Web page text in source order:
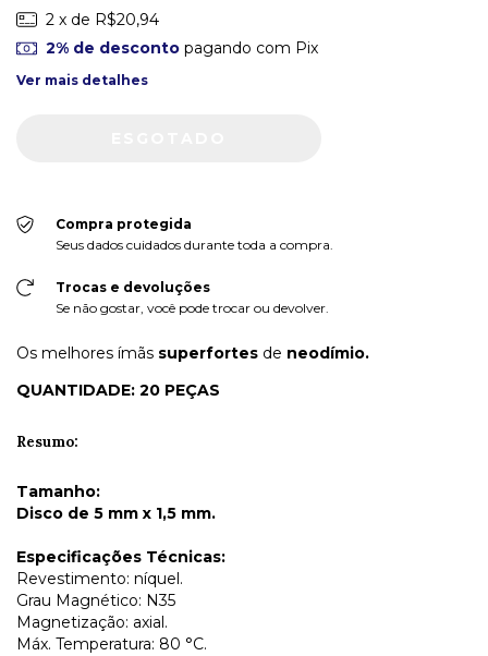
2 x de R$20,94
2% de descontopagando com Pix
Ver mais detalhes
Compra protegida
Seus dados cuidados durante toda a compra.
Trocas e devoluções
Se não gostar, você pode trocar ou devolver.
Os melhores ímãs superfortes de neodímio.
QUANTIDADE: 20 PEÇAS
Resumo:
Tamanho:
Disco de 5 mm x 1,5 mm.
Especificações Técnicas:
Revestimento: níquel.
Grau Magnético: N35
Magnetização: axial.
Máx. Temperatura: 80 °C.